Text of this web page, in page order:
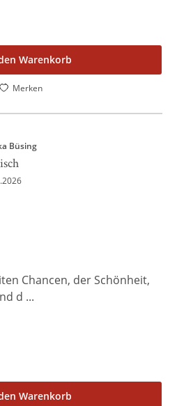
Warenkorb
Merken
Büsing
Chancen, der Schönheit,
d ...
Warenkorb